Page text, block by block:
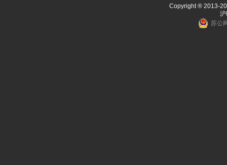
Copyright ® 2013-
苏公